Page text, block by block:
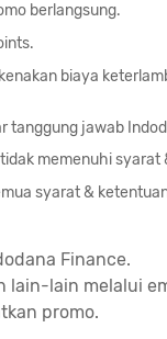
berlangsung.
biaya
tanggung jawab
memenuhi syarat
syarat &
Finance.
lain-lain melalui
promo.